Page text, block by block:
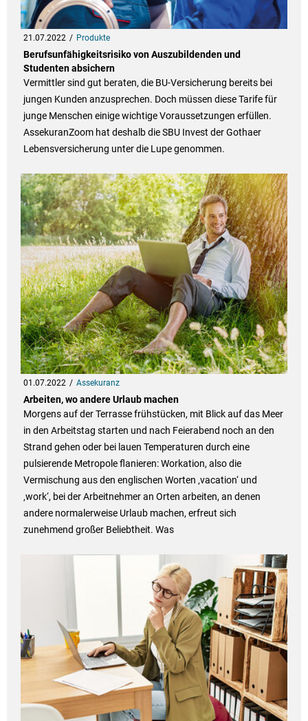
21.07.2022 Produkte
Berufsunfähigkeitsrisiko von Auszubildenden und
Studenten absichern
Vermittler sind gut beraten, die BU-Versicherung bereits bei
jungen Kunden anzusprechen. Doch müssen diese Tarife für
junge Menschen einige wichtige Voraussetzungen erfüllen.
AssekuranZoom hat deshalb die SBU Invest der Gothaer
Lebensversicherung unter die Lupe genommen.
01.07.2022 Assekuranz
Arbeiten, wo andere Urlaub machen
Morgens auf der Terrasse frühstücken, mit Blick auf das Meer
in den Arbeitstag starten und nach Feierabend noch an den
Strand gehen oder bei lauen Temperaturen durch eine
pulsierende Metropole flanieren: Workation, also die
Vermischung aus den englischen Worten ‚vacation‘ und
‚work‘, bei der Arbeitnehmer an Orten arbeiten, an denen
andere normalerweise Urlaub machen, erfreut sich
zunehmend großer Beliebtheit. Was